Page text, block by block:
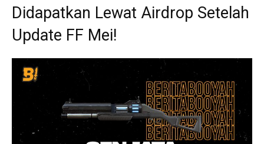
Didapatkan Lewat Airdrop Setelah
Update FF Mei!